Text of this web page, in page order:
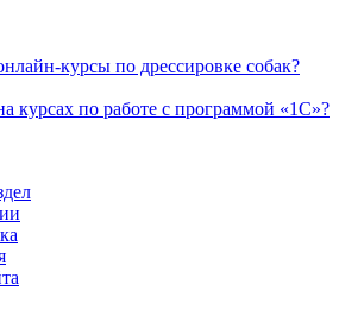
курсы по дрессировке собак?
курсах по работе с программой «1С»?